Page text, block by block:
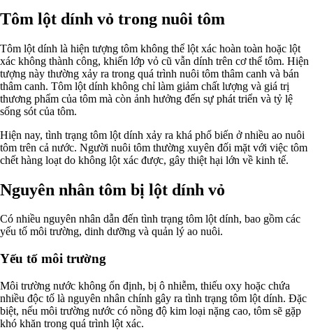
Tôm lột dính vỏ trong nuôi tôm
Tôm lột dính là hiện tượng tôm không thể lột xác hoàn toàn hoặc lột
xác không thành công, khiến lớp vỏ cũ vẫn dính trên cơ thể tôm. Hiện
tượng này thường xảy ra trong quá trình nuôi tôm thâm canh và bán
thâm canh. Tôm lột dính không chỉ làm giảm chất lượng và giá trị
thương phẩm của tôm mà còn ảnh hưởng đến sự phát triển và tỷ lệ
sống sót của tôm.
Hiện nay, tình trạng tôm lột dính xảy ra khá phổ biến ở nhiều ao nuôi
tôm trên cả nước. Người nuôi tôm thường xuyên đối mặt với việc tôm
chết hàng loạt do không lột xác được, gây thiệt hại lớn về kinh tế.
Nguyên nhân tôm bị lột dính vỏ
Có nhiều nguyên nhân dẫn đến tình trạng tôm lột dính, bao gồm các
yếu tố môi trường, dinh dưỡng và quản lý ao nuôi.
Yếu tố môi trường
Môi trường nước không ổn định, bị ô nhiễm, thiếu oxy hoặc chứa
nhiều độc tố là nguyên nhân chính gây ra tình trạng tôm lột dính. Đặc
biệt, nếu môi trường nước có nồng độ kim loại nặng cao, tôm sẽ gặp
khó khăn trong quá trình lột xác.